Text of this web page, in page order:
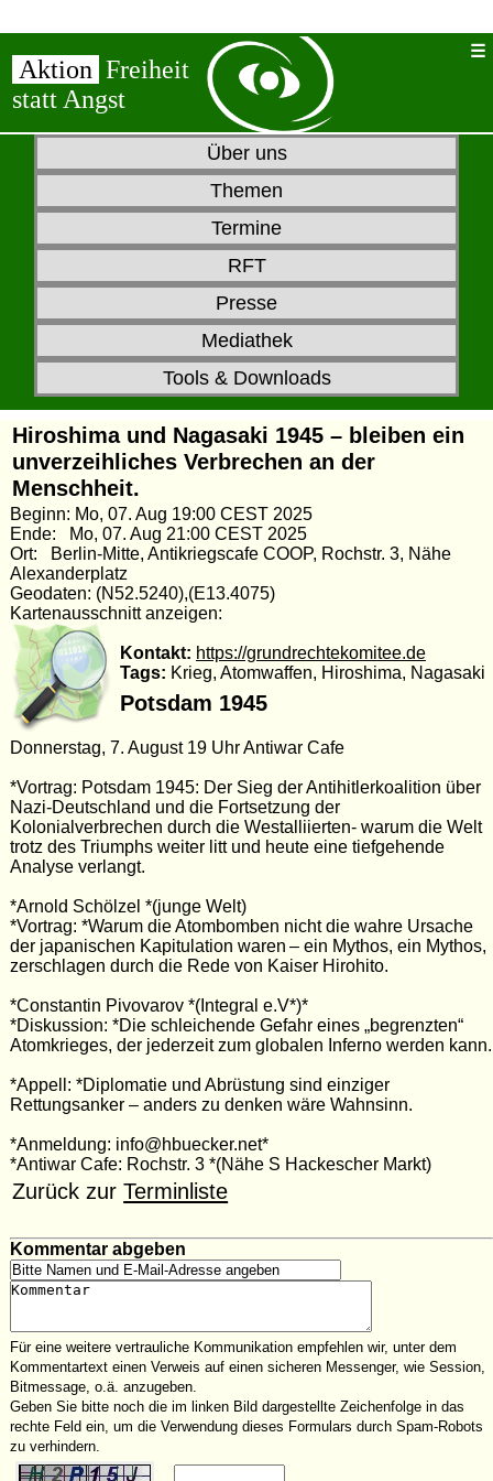
Aktion Freiheit
statt Angst
Über uns
Themen
Termine
RFT
Presse
Mediathek
Tools & Downloads
Hiroshima und Nagasaki 1945 – bleiben ein
unverzeihliches Verbrechen an der
Menschheit.
Beginn: Mo, 07. Aug 19:00 CEST 2025
Ende: Mo, 07. Aug 21:00 CEST 2025
Ort: Berlin-Mitte, Antikriegscafe COOP, Rochstr. 3, Nähe
Alexanderplatz
Geodaten: (N52.5240),(E13.4075)
Kartenausschnitt anzeigen:
Kontakt: https://grundrechtekomitee.de
Tags: Krieg, Atomwaffen, Hiroshima, Nagasaki
Potsdam 1945
Donnerstag, 7. August 19 Uhr Antiwar Cafe
*Vortrag: Potsdam 1945: Der Sieg der Antihitlerkoalition über
Nazi-Deutschland und die Fortsetzung der
Kolonialverbrechen durch die Westalliierten- warum die Welt
trotz des Triumphs weiter litt und heute eine tiefgehende
Analyse verlangt.
*Arnold Schölzel *(junge Welt)
*Vortrag: *Warum die Atombomben nicht die wahre Ursache
der japanischen Kapitulation waren – ein Mythos, ein Mythos,
zerschlagen durch die Rede von Kaiser Hirohito.
*Constantin Pivovarov *(Integral e.V*)*
*Diskussion: *Die schleichende Gefahr eines „begrenzten“
Atomkrieges, der jederzeit zum globalen Inferno werden kann.
*Appell: *Diplomatie und Abrüstung sind einziger
Rettungsanker – anders zu denken wäre Wahnsinn.
*Anmeldung: info@hbuecker.net*
*Antiwar Cafe: Rochstr. 3 *(Nähe S Hackescher Markt)
Zurück zurTerminliste
Kommentar abgeben
Für eine weitere vertrauliche Kommunikation empfehlen wir, unter dem
Kommentartext einen Verweis auf einen sicheren Messenger, wie Session,
Bitmessage, o.ä. anzugeben.
Geben Sie bitte noch die im linken Bild dargestellte Zeichenfolge in das
rechte Feld ein, um die Verwendung dieses Formulars durch Spam-Robots
zu verhindern.